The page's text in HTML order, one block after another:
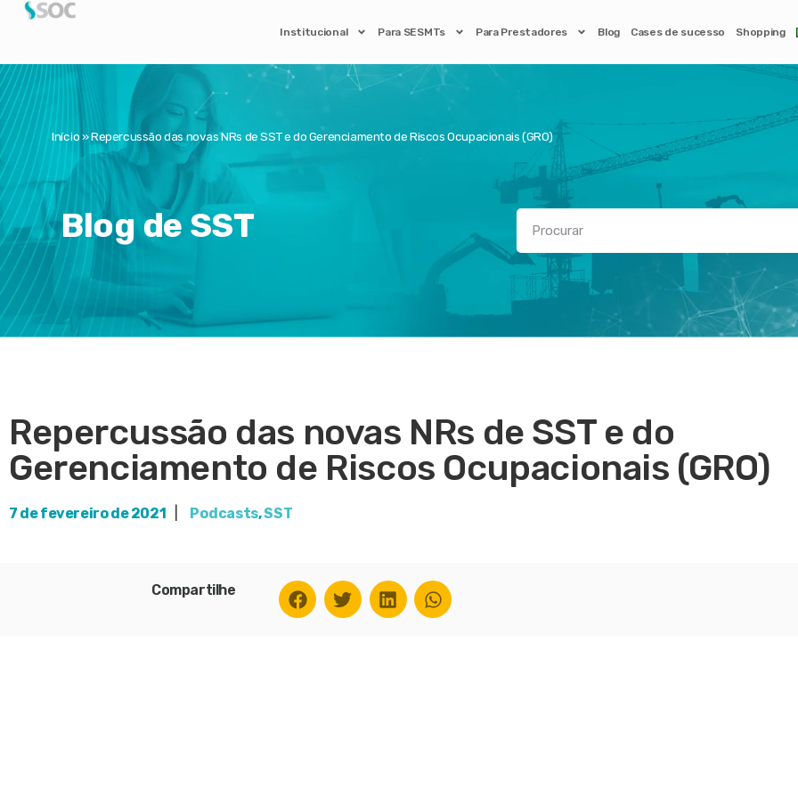
Institucional Para SESMTs Para Prestadores Blog Cases de sucesso Shopping
Início»Repercussão das novas NRs de SST e do Gerenciamento de Riscos Ocupacionais (GRO)
Blog de SST
Repercussão das novas NRs de SST e do
Gerenciamento de Riscos Ocupacionais (GRO)
7 de fevereiro de 2021 Podcasts,SST
Compartilhe